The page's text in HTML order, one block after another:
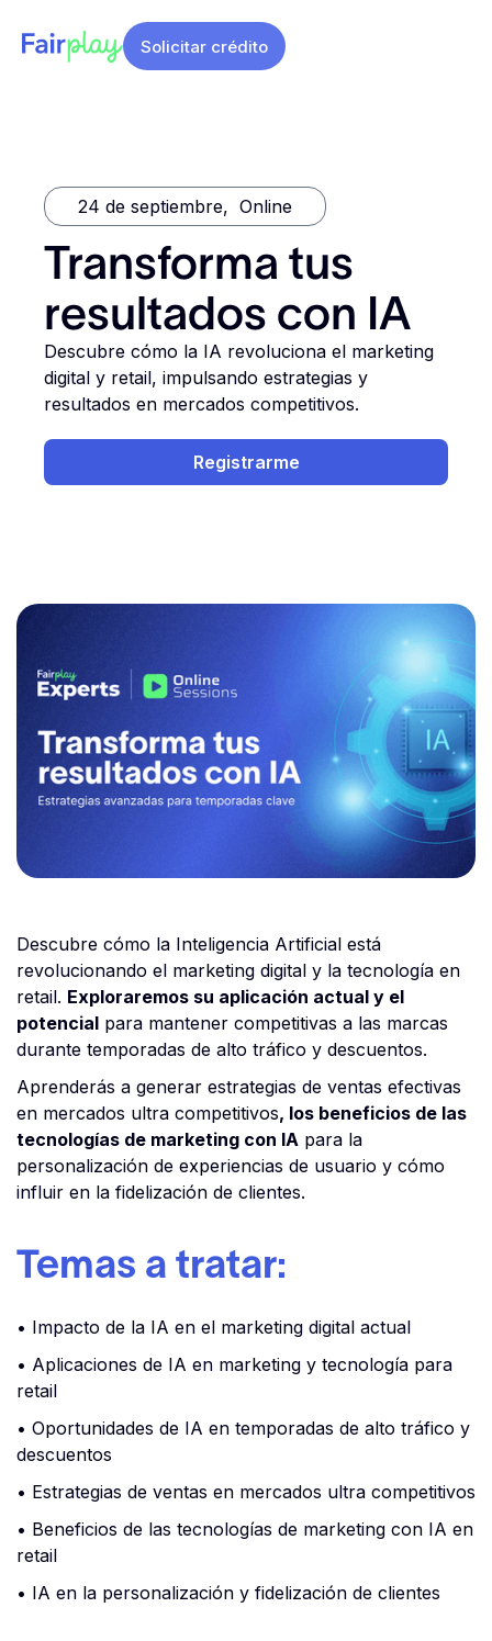
Solicitar crédito
24 de septiembre, Online
Transforma tus
resultados con IA
Descubre cómo la IA revoluciona el marketing
digital y retail, impulsando estrategias y
resultados en mercados competitivos.
Registrarme
Descubre cómo la Inteligencia Artificial está
revolucionando el marketing digital y la tecnología en
retail. Exploraremos su aplicación actual y el
potencial para mantener competitivas a las marcas
durante temporadas de alto tráfico y descuentos.
Aprenderás a generar estrategias de ventas efectivas
en mercados ultra competitivos, los beneficios de las
tecnologías de marketing con IA para la
personalización de experiencias de usuario y cómo
influir en la fidelización de clientes.
Temas a tratar:
• Impacto de la IA en el marketing digital actual
• Aplicaciones de IA en marketing y tecnología para
retail
• Oportunidades de IA en temporadas de alto tráfico y
descuentos
• Estrategias de ventas en mercados ultra competitivos
• Beneficios de las tecnologías de marketing con IA en
retail
• IA en la personalización y fidelización de clientes